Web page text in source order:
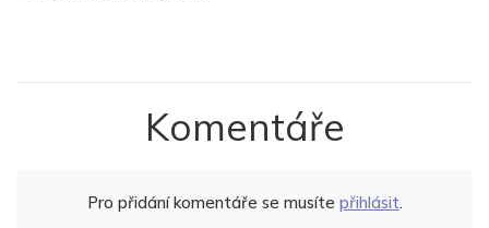
Komentáře
Pro přidání komentáře se musíte přihlásit.